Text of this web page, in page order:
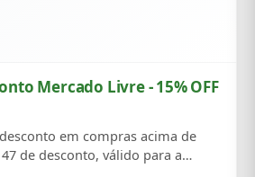
Mercado Livre - 15% OFF
em compras acima de
de desconto, válido para a